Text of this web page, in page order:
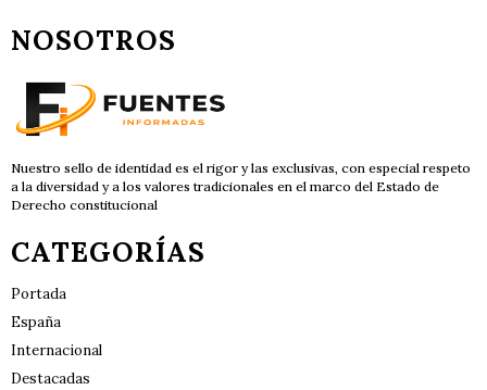
NOSOTROS
Nuestro sello de identidad es el rigor y las exclusivas, con especial respeto
a la diversidad y a los valores tradicionales en el marco del Estado de
Derecho constitucional
CATEGORÍAS
Portada
España
Internacional
Destacadas